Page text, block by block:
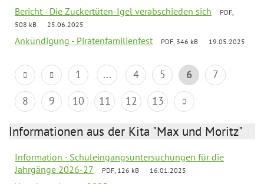
Bericht - Die Zuckertüten-Igel verabschieden sich
PDF,
508 kB
25.06.2025
Ankündigung - Piratenfamilienfest PDF, 346 kB 19.05.2025
1 ... 4 5 6
7
8
9 10 11 12 13
Informationen aus der Kita "Max und Moritz"
Information - Schuleingangsuntersuchungen für die
Jahrgänge 2026-27
PDF, 126 kB 16.01.2025